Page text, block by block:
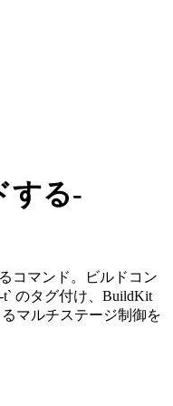
する-
コマンド。ビルドコン
t` のタグ付け、BuildKit
マルチステージ制御を